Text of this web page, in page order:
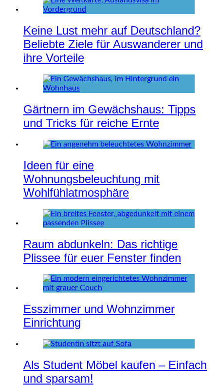
Keine Lust mehr auf Deutschland?
Beliebte Ziele für Auswanderer und
ihre Vorteile
Gärtnern im Gewächshaus: Tipps
und Tricks für reiche Ernte
Ideen für eine
Wohnungsbeleuchtung mit
Wohlfühlatmosphäre
Raum abdunkeln: Das richtige
Plissee für euer Fenster finden
Esszimmer und Wohnzimmer
Einrichtung
Als Student Möbel kaufen – Einfach
und sparsam!